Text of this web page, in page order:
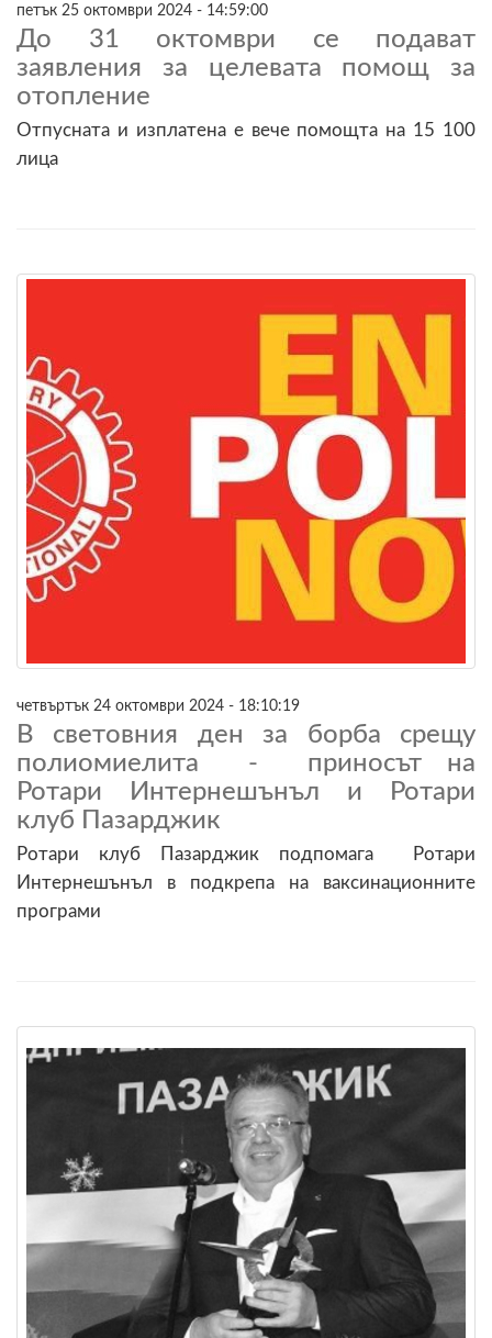
петък 25 октомври 2024 - 14:59:00
До 31 октомври се подават
заявления за целевата помощ за
отопление
Отпусната и изплатена е вече помощта на 15 100
лица
четвъртък 24 октомври 2024 - 18:10:19
В световния ден за борба срещу
полиомиелита - приносът на
Ротари Интернешънъл и Ротари
клуб Пазарджик
Ротари клуб Пазарджик подпомага Ротари
Интернешънъл в подкрепа на ваксинационните
програми